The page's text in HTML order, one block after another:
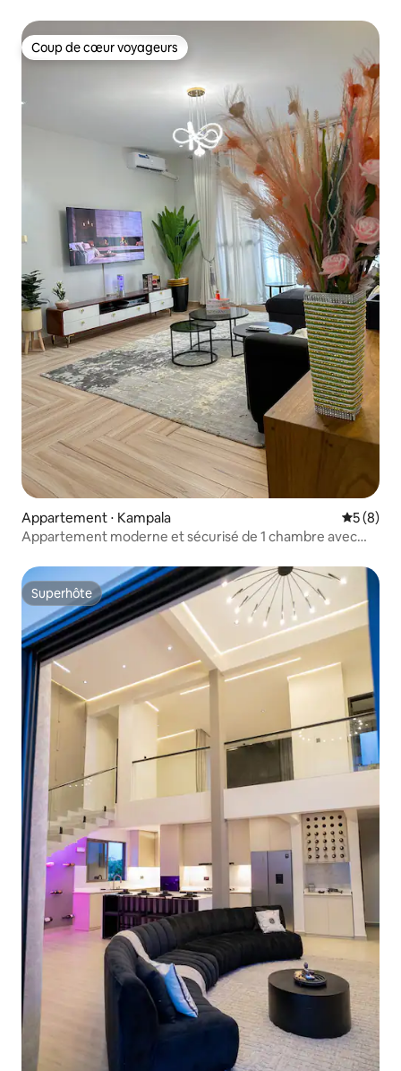
Coup de cœur voyageurs
Coup de cœur voyageurs
Appartement ⋅ Kampala
5 (8)
Appartement moderne et sécurisé de 1 chambre avec
Superhôte
Superhôte